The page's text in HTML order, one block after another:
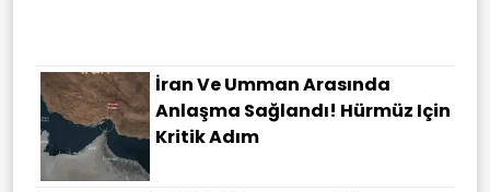
İran Ve Umman Arasında
Anlaşma Sağlandı! Hürmüz Için
Kritik Adım